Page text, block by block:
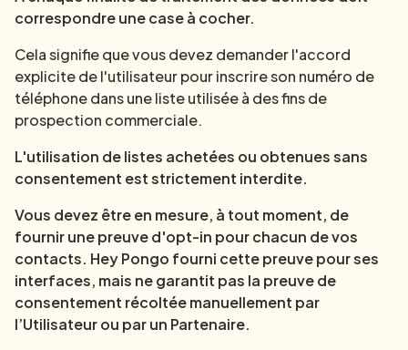
correspondre une case à cocher.
Cela signifie que vous devez demander l'accord
explicite de l'utilisateur pour inscrire son numéro de
téléphone dans une liste utilisée à des fins de
prospection commerciale.
L'utilisation de listes achetées ou obtenues sans
consentement est strictement interdite.
Vous devez être en mesure, à tout moment, de
fournir une preuve d'opt-in pour chacun de vos
contacts. Hey Pongo fourni cette preuve pour ses
interfaces, mais ne garantit pas la preuve de
consentement récoltée manuellement par
l’Utilisateur ou par un Partenaire.